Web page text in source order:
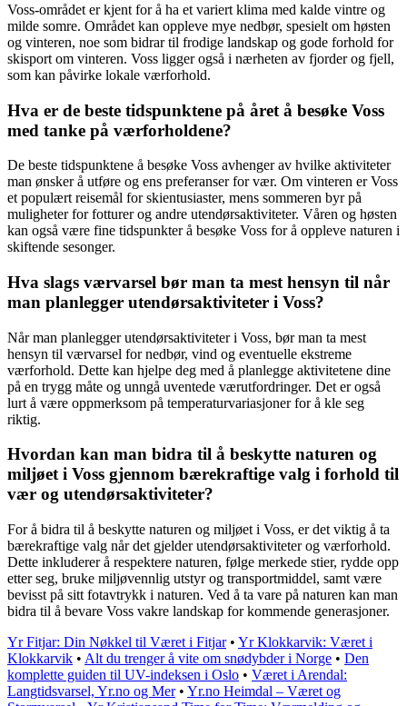
Voss-området er kjent for å ha et variert klima med kalde vintre og
milde somre. Området kan oppleve mye nedbør, spesielt om høsten
og vinteren, noe som bidrar til frodige landskap og gode forhold for
skisport om vinteren. Voss ligger også i nærheten av fjorder og fjell,
som kan påvirke lokale værforhold.
Hva er de beste tidspunktene på året å besøke Voss
med tanke på værforholdene?
De beste tidspunktene å besøke Voss avhenger av hvilke aktiviteter
man ønsker å utføre og ens preferanser for vær. Om vinteren er Voss
et populært reisemål for skientusiaster, mens sommeren byr på
muligheter for fotturer og andre utendørsaktiviteter. Våren og høsten
kan også være fine tidspunkter å besøke Voss for å oppleve naturen i
skiftende sesonger.
Hva slags værvarsel bør man ta mest hensyn til når
man planlegger utendørsaktiviteter i Voss?
Når man planlegger utendørsaktiviteter i Voss, bør man ta mest
hensyn til værvarsel for nedbør, vind og eventuelle ekstreme
værforhold. Dette kan hjelpe deg med å planlegge aktivitetene dine
på en trygg måte og unngå uventede værutfordringer. Det er også
lurt å være oppmerksom på temperaturvariasjoner for å kle seg
riktig.
Hvordan kan man bidra til å beskytte naturen og
miljøet i Voss gjennom bærekraftige valg i forhold til
vær og utendørsaktiviteter?
For å bidra til å beskytte naturen og miljøet i Voss, er det viktig å ta
bærekraftige valg når det gjelder utendørsaktiviteter og værforhold.
Dette inkluderer å respektere naturen, følge merkede stier, rydde opp
etter seg, bruke miljøvennlig utstyr og transportmiddel, samt være
bevisst på sitt fotavtrykk i naturen. Ved å ta vare på naturen kan man
bidra til å bevare Voss vakre landskap for kommende generasjoner.
Yr Fitjar: Din Nøkkel til Været i Fitjar• Yr Klokkarvik: Været i
Klokkarvik • Alt du trenger å vite om snødybder i Norge • Den
komplette guiden til UV-indeksen i Oslo • Været i Arendal:
Langtidsvarsel, Yr.no og Mer• Yr.no Heimdal – Været og